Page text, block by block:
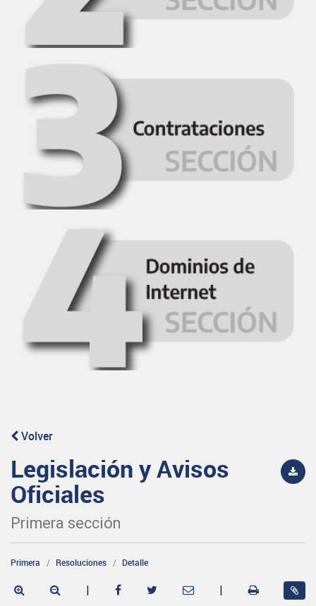
Volver
Legislación y Avisos
Oficiales
Primera sección
Primera Resoluciones Detalle
| |